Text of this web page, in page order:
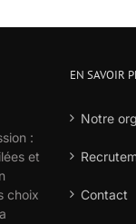
:
et
choix
EN SAVOIR
Notre
Contact